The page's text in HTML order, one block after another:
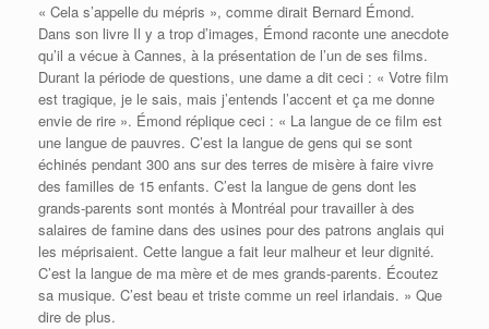
« Cela s’appelle du mépris », comme dirait Bernard Émond.
Dans son livre Il y a trop d’images, Émond raconte une anecdote
qu’il a vécue à Cannes, à la présentation de l’un de ses films.
Durant la période de questions, une dame a dit ceci : « Votre film
est tragique, je le sais, mais j’entends l’accent et ça me donne
envie de rire ». Émond réplique ceci : « La langue de ce film est
une langue de pauvres. C’est la langue de gens qui se sont
échinés pendant 300 ans sur des terres de misère à faire vivre
des familles de 15 enfants. C’est la langue de gens dont les
grands-parents sont montés à Montréal pour travailler à des
salaires de famine dans des usines pour des patrons anglais qui
les méprisaient. Cette langue a fait leur malheur et leur dignité.
C’est la langue de ma mère et de mes grands-parents. Écoutez
sa musique. C’est beau et triste comme un reel irlandais. » Que
dire de plus.